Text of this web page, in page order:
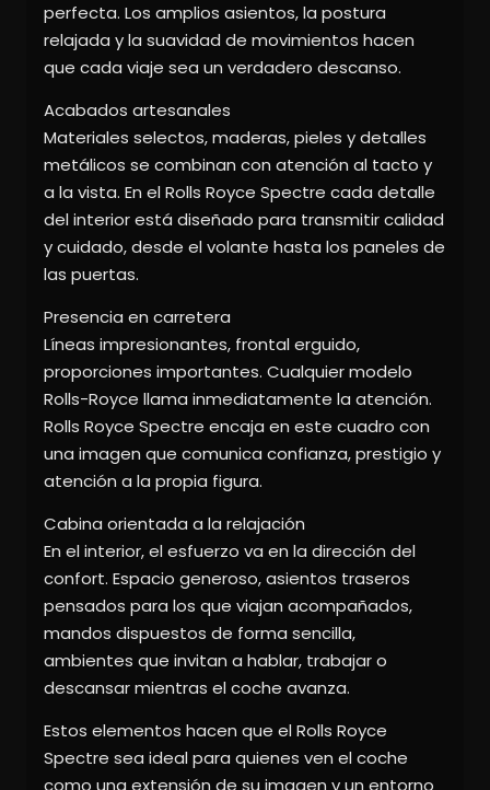
perfecta. Los amplios asientos, la postura
relajada y la suavidad de movimientos hacen
que cada viaje sea un verdadero descanso.
Acabados artesanales
Materiales selectos, maderas, pieles y detalles
metálicos se combinan con atención al tacto y
a la vista. En el Rolls Royce Spectre cada detalle
del interior está diseñado para transmitir calidad
y cuidado, desde el volante hasta los paneles de
las puertas.
Presencia en carretera
Líneas impresionantes, frontal erguido,
proporciones importantes. Cualquier modelo
Rolls-Royce llama inmediatamente la atención.
Rolls Royce Spectre encaja en este cuadro con
una imagen que comunica confianza, prestigio y
atención a la propia figura.
Cabina orientada a la relajación
En el interior, el esfuerzo va en la dirección del
confort. Espacio generoso, asientos traseros
pensados para los que viajan acompañados,
mandos dispuestos de forma sencilla,
ambientes que invitan a hablar, trabajar o
descansar mientras el coche avanza.
Estos elementos hacen que el Rolls Royce
Spectre sea ideal para quienes ven el coche
como una extensión de su imagen y un entorno